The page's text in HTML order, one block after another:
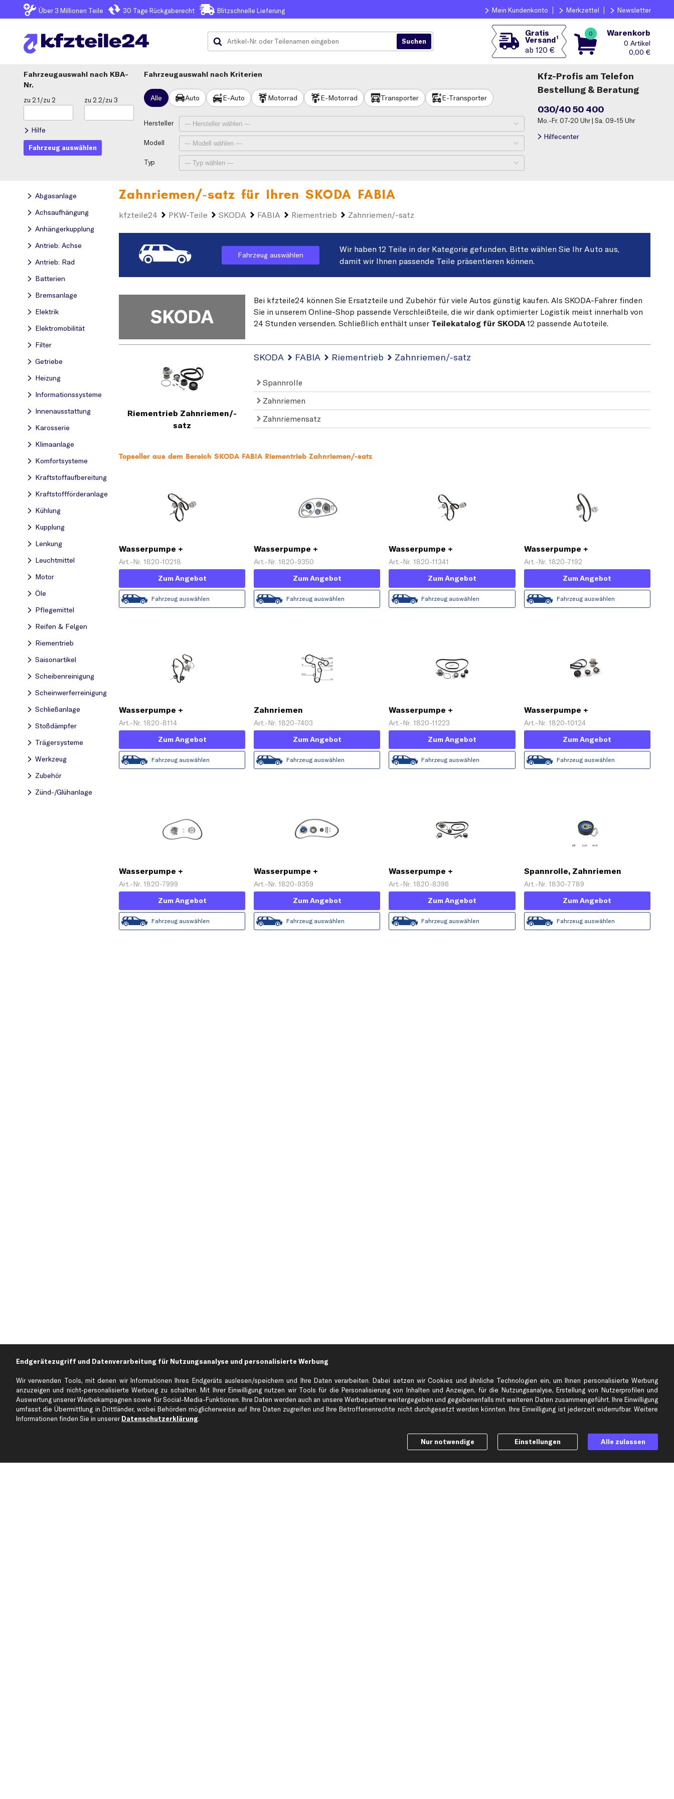
Über 3 Millionen Teile 30 Tage Rückgaberecht Blitzschnelle Lieferung Mein Kundenkonto Merkzettel Newsletter
Gratis
Versand1
ab 120 €
0 Warenkorb
0
0,00 €
Fahrzeugauswahl
KBA-
Nr.
zu 2.1/zu 2 zu 2.2/zu 3
Hilfe
Fahrzeug auswählen
Fahrzeugauswahl nach Kriterien
Alle Auto E-Auto Motorrad E-Motorrad Transporter E-Transporter
Hersteller
Modell
Typ
Kfz-Profis am Telefon
Bestellung & Beratung
030/40 50 400
Mo.-Fr. 07-20 Uhr | Sa. 09-15 Uhr
Hilfecenter
Abgasanlage
Achsaufhängung
Anhängerkupplung
Antrieb: Achse
Antrieb: Rad
Batterien
Bremsanlage
Elektrik
Elektromobilität
Filter
Getriebe
Heizung
Informationssysteme
Innenausstattung
Karosserie
Klimaanlage
Komfortsysteme
Kraftstoff­aufbereitung
Kraftstoff­förderanlage
Kühlung
Kupplung
Lenkung
Leuchtmittel
Motor
Öle
Pflegemittel
Reifen & Felgen
Riementrieb
Saisonartikel
Scheibenreinigung
Scheinwerferreinigung
Schließanlage
Stoßdämpfer
Trägersysteme
Werkzeug
Zubehör
Zünd-/Glühanlage
Zahnriemen/-satz für Ihren SKODA FABIA
kfzteile24 PKW-Teile SKODA FABIA Riementrieb Zahnriemen/-satz
Fahrzeug auswählen
Wir haben 12 Teile in der Kategorie gefunden. Bitte wählen Sie Ihr Auto aus,
damit wir Ihnen passende Teile präsentieren können.
SKODA
Bei kfzteile24 können Sie Ersatzteile und Zubehör für viele Autos günstig kaufen. Als SKODA-Fahrer finden
Sie in unserem Online-Shop passende Verschleißteile, die wir dank optimierter Logistik meist innerhalb von
24 Stunden versenden. Schließlich enthält unser Teilekatalog für SKODA 12 passende Autoteile.
Riementrieb Zahnriemen/-
satz
SKODA FABIA Riementrieb Zahnriemen/-satz
Spannrolle
Zahnriemen
Zahnriemensatz
Topseller aus dem Bereich SKODA FABIA Riementrieb Zahnriemen/-satz
Wasserpumpe +
Zahnriemensatz
Art.-Nr. 1820-10218
Zum Angebot
Fahrzeug auswählen
Wasserpumpe +
Zahnriemensatz
Art.-Nr. 1820-9350
Zum Angebot
Fahrzeug auswählen
Wasserpumpe +
Zahnriemensatz 'PowerGrip®'
Art.-Nr. 1820-11341
Zum Angebot
Fahrzeug auswählen
Wasserpumpe +
Zahnriemensatz
Art.-Nr. 1820-7192
Zum Angebot
Fahrzeug auswählen
Wasserpumpe +
Zahnriemensatz
Art.-Nr. 1820-8114
Zum Angebot
Fahrzeug auswählen
Zahnriemen
Art.-Nr. 1820-7403
Zum Angebot
Fahrzeug auswählen
Wasserpumpe +
Zahnriemensatz
Art.-Nr. 1820-11223
Zum Angebot
Fahrzeug auswählen
Wasserpumpe +
Zahnriemensatz 'PowerGrip®'
Art.-Nr. 1820-10124
Zum Angebot
Fahrzeug auswählen
Wasserpumpe +
Zahnriemensatz
Art.-Nr. 1820-7999
Zum Angebot
Fahrzeug auswählen
Wasserpumpe +
Zahnriemensatz
Art.-Nr. 1820-9359
Zum Angebot
Fahrzeug auswählen
Wasserpumpe +
Zahnriemensatz
Art.-Nr. 1820-8396
Zum Angebot
Fahrzeug auswählen
Spannrolle, Zahnriemen
Art.-Nr. 1830-7789
Zum Angebot
Fahrzeug auswählen
Über uns
businessplus
Corporate Webseite
Partnerprogramm
Bewertungen
Versandinfo
Retoure & Gewährleistung
Austauschartikel
Unsere Marken
Kontakt
Datenschutz
AGB
Widerrufsbelehrung
Auspuff
Bremsbeläge
Bremssattel
Lichtmaschine
Luftfilter
Ölfilter
Audi Ersatzteile
BMW Ersatzteile
Ford Ersatzteile
Opel Ersatzteile
Peugeot Ersatzteile
Renault Ersatzteile
Endgerätezugriff und Datenverarbeitung für Nutzungsanalyse und personalisierte Werbung
Wir verwenden Tools, mit denen wir Informationen Ihres Endgeräts auslesen/speichern und Ihre Daten verarbeiten. Dabei setzen wir Cookies und ähnliche Technologien ein, um Ihnen personalisierte Werbung
anzuzeigen und nicht-personalisierte Werbung zu schalten. Mit Ihrer Einwilligung nutzen wir Tools für die Personalisierung von Inhalten und Anzeigen, für die Nutzungsanalyse, Erstellung von Nutzerprofilen und
Auswertung unserer Werbekampagnen sowie für Social-Media-Funktionen. Ihre Daten werden auch an unsere Werbepartner weitergegeben und gegebenenfalls mit weiteren Daten zusammengeführt. Ihre Einwilligung
umfasst die Übermittlung in Drittländer, wobei Behörden möglicherweise auf Ihre Daten zugreifen und Ihre Betroffenenrechte nicht durchgesetzt werden könnten. Ihre Einwilligung ist jederzeit widerrufbar. Weitere
Informationen finden Sie in unsererDatenschutzerklärung
Nur notwendige Einstellungen Alle zulassen